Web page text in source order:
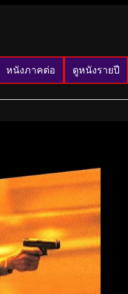
หนังภาคต่อ ดูหนังรายปี